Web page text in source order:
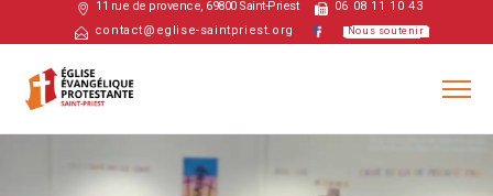
11 rue de provence, 69800 Saint-Priest
06 08 11 10 43
contact@eglise-saintpriest.org
Nous soutenir